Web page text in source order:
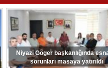
Niyazi Göger başkanlığında
sorunları masaya yatırıldı